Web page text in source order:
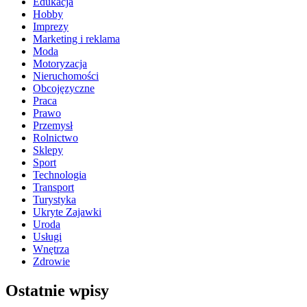
Hobby
Imprezy
Marketing i reklama
Moda
Motoryzacja
Nieruchomości
Obcojęzyczne
Praca
Prawo
Przemysł
Rolnictwo
Sklepy
Sport
Technologia
Transport
Turystyka
Ukryte Zajawki
Uroda
Usługi
Wnętrza
Zdrowie
Ostatnie wpisy